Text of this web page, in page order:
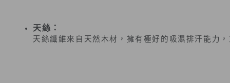
天絲：
天絲纖維來自天然木材，擁有極好的吸濕排汗能力